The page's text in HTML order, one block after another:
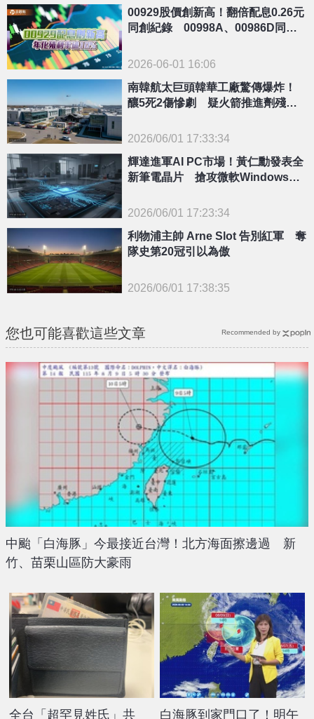
00929股價創新高！翻倍配息0.26元
同創紀錄 00998A、00986D同日
2026-06-01 16:06
{PLAYICON}
南韓航太巨頭韓華工廠驚傳爆炸！
釀5死2傷慘劇 疑火箭推進劑殘留
2026/06/01 17:33:34
{PLAYICON}
輝達進軍AI PC市場！黃仁勳發表全
新筆電晶片 搶攻微軟Windows生
2026/06/01 17:23:34
利物浦主帥 Arne Slot 告別紅軍 奪
隊史第20冠引以為傲
2026/06/01 17:38:35
您也可能喜歡這些文章
中颱「白海豚」今最接近台灣！北方海面擦邊過 新
竹、苗栗山區防大豪雨
全台「超罕見姓氏」共
白海豚到家門口了！明午
Recommended by